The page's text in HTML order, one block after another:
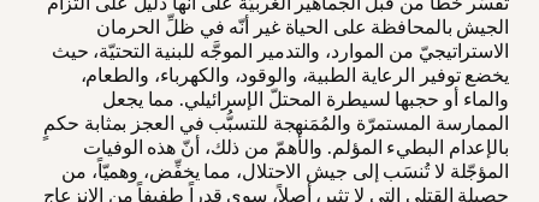
الجيش بالمحافظة على الحياة غير أنّه في ظلِّ الحرمان
الاستراتيجيّ من الموارد، والتدمير الموجَّه للبنية التحتيّة، حيث
يخضع توفير الرعاية الطبية، والوقود، والكهرباء، والطعام،
والماء أو حجبها لسيطرة المحتلّ الإسرائيلي. مما يجعل
الممارسة المستمرّة والمُمَنهجة للتسبُّب في العجز بمثابة حكمٍ
بالإعدام البطيء المؤلم. والأهمّ من ذلك، أنّ هذه الوفيات
المؤجّلة لا تُنسَب إلى جيش الاحتلال، مما يخفِّض، وهميّاً، من
حصيلة القتلى التي لا تثير، أصلاً، سوى قدراً طفيفاً من الانزعاج